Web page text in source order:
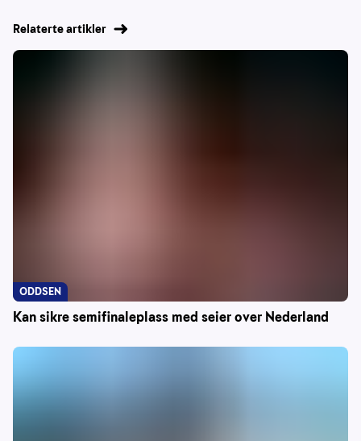
Relaterte artikler
Kan sikre semifinaleplass med seier over Nederland
ODDSEN